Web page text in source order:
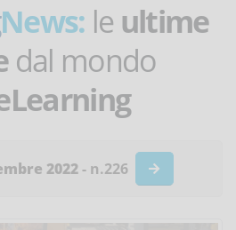
News: le ultime
dal mondo
2022- n.226